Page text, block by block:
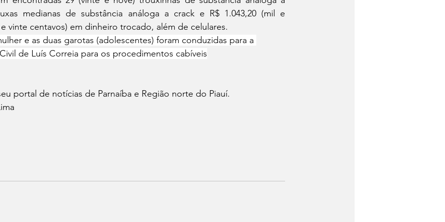
medianas de substância análoga a crack e R$ 1.043,20 (mil e
vinte centavos) em dinheiro trocado, além de celulares.
e as duas garotas (adolescentes) foram conduzidas para a
de Luís Correia para os procedimentos cabíveis
portal de notícias de Parnaíba e Região norte do Piauí.